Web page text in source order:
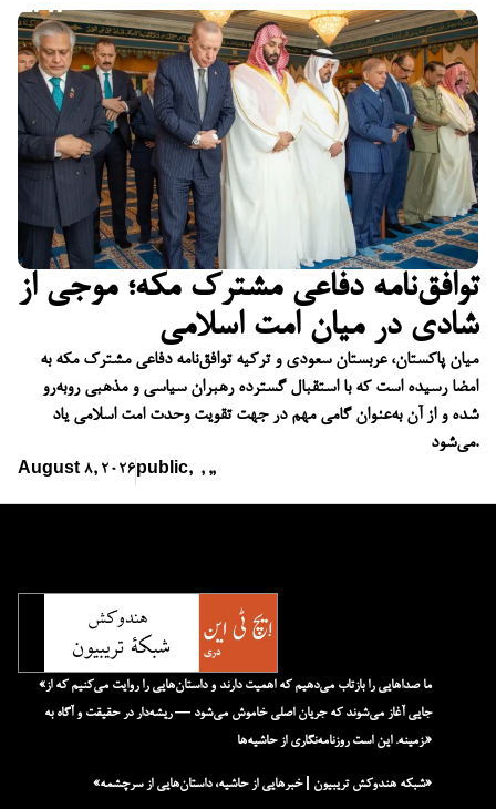
توافق‌نامه دفاعی مشترک مکه؛ موجی از
شادی در میان امت اسلامی
میان پاکستان، عربستان سعودی و ترکیه توافق‌نامه دفاعی مشترک مکه به
امضا رسیده است که با استقبال گسترده رهبران سیاسی و مذهبی روبه‌رو
شده و از آن به‌عنوان گامی مهم در جهت تقویت وحدت امت اسلامی یاد
می‌شود.
August 8, 2026 public, ,,,
«ما صداهایی را بازتاب می‌دهیم که اهمیت دارند و داستان‌هایی را روایت می‌کنیم که از
جایی آغاز می‌شوند که جریان اصلی خاموش می‌شود — ریشه‌دار در حقیقت و آگاه به
زمینه. این است روزنامه‌نگاری از حاشیه‌ها.»
«شبکه هند‌و‌کش تریبیون | خبرهایی از حاشیه، داستان‌هایی از سرچشمه»